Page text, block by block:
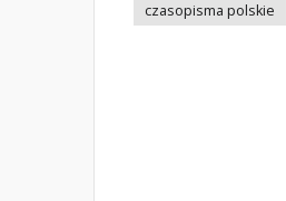
czasopisma polskie